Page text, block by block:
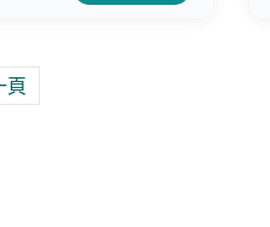
頁